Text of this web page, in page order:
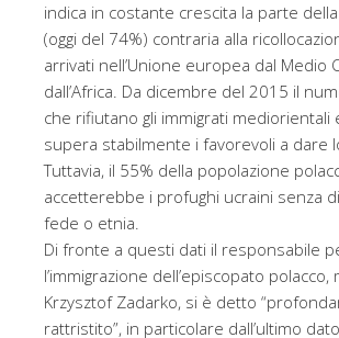
indica in costante crescita la parte
(oggi del 74%) contraria alla
arrivati nell’Unione europea dal Medio
dall’Africa. Da dicembre del 2015 il
che rifiutano gli immigrati mediorientali
supera stabilmente i favorevoli a dare
Tuttavia, il 55% della popolazione
accetterebbe i profughi ucraini senza
fede o etnia.
Di fronte a questi dati il responsabile
l’immigrazione dell’episcopato polacco,
Krzysztof Zadarko, si è detto
rattristito”, in particolare dall’ultimo